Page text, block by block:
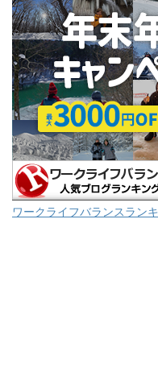
ワークライフバランスラン